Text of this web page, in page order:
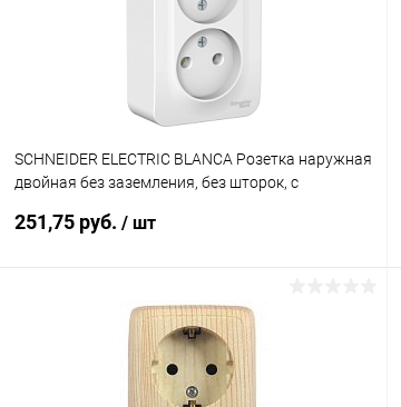
SCHNEIDER ELECTRIC BLANCA Розетка наружная
двойная без заземления, без шторок, с
(BLNRA000211)
251,75 руб. / шт
В корзину
К сравнению